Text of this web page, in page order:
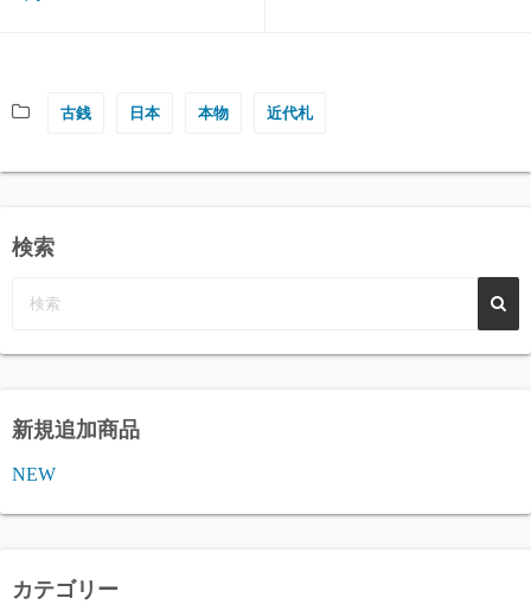
古銭 日本 本物 近代札
検索
新規追加商品
NEW
カテゴリー